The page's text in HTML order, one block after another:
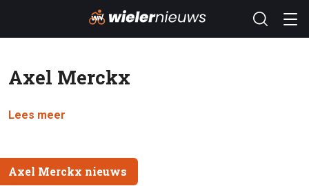
Axel Merckx
Lees meer
Axel Merckx nieuws